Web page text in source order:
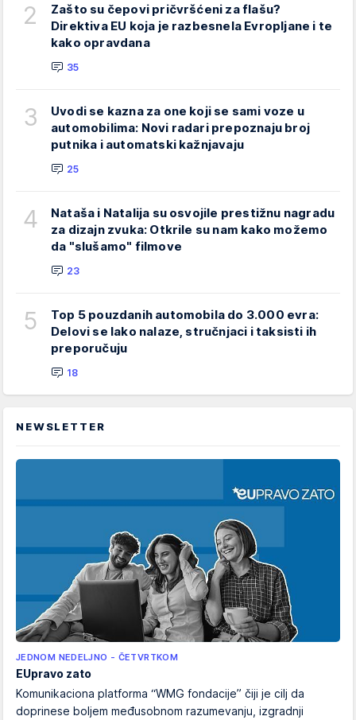
2
Zašto su čepovi pričvršćeni za flašu?
Direktiva EU koja je razbesnela Evropljane i te
kako opravdana
35
3
Uvodi se kazna za one koji se sami voze u
automobilima: Novi radari prepoznaju broj
putnika i automatski kažnjavaju
25
4
Nataša i Natalija su osvojile prestižnu nagradu
za dizajn zvuka: Otkrile su nam kako možemo
da "slušamo" filmove
23
5
Top 5 pouzdanih automobila do 3.000 evra:
Delovi se lako nalaze, stručnjaci i taksisti ih
preporučuju
18
NEWSLETTER
JEDNOM NEDELJNO - ČETVRTKOM
EUpravo zato
Komunikaciona platforma “WMG fondacije” čiji je cilj da
doprinese boljem međusobnom razumevanju, izgradnji